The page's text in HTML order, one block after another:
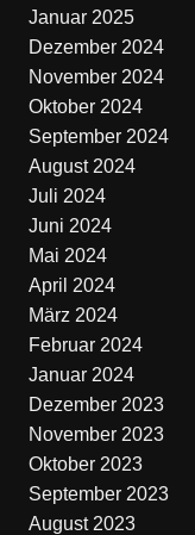
Januar 2025
Dezember 2024
November 2024
Oktober 2024
September 2024
August 2024
Juli 2024
Juni 2024
Mai 2024
April 2024
März 2024
Februar 2024
Januar 2024
Dezember 2023
November 2023
Oktober 2023
September 2023
August 2023